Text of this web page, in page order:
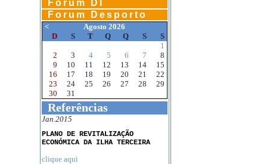
Forum DI
Forum Desporto
<
Agosto 2026
D
S T Q Q S
S
1
2
3 4 5 6 7
8
9
10 11 12 13 14
15
16
17 18 19 20 21
22
23
24 25 26 27 28
29
30
31
Referências
Jan.2015
PLANO DE REVITALIZAÇÃO
ECONÓMICA DA ILHA TERCEIRA
clique aqui